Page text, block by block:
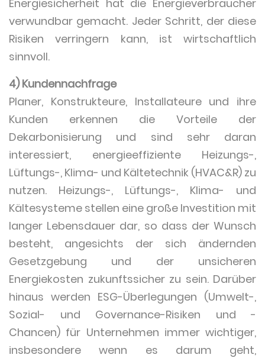
Energiesicherheit hat die Energieverbraucher
verwundbar gemacht. Jeder Schritt, der diese
Risiken verringern kann, ist wirtschaftlich
sinnvoll.
4) Kundennachfrage
Planer, Konstrukteure, Installateure und ihre
Kunden erkennen die Vorteile der
Dekarbonisierung und sind sehr daran
interessiert, energieeffiziente Heizungs-,
Lüftungs-, Klima- und Kältetechnik (HVAC&R) zu
nutzen. Heizungs-, Lüftungs-, Klima- und
Kältesysteme stellen eine große Investition mit
langer Lebensdauer dar, so dass der Wunsch
besteht, angesichts der sich ändernden
Gesetzgebung und der unsicheren
Energiekosten zukunftssicher zu sein. Darüber
hinaus werden ESG-Überlegungen (Umwelt-,
Sozial- und Governance-Risiken und -
Chancen) für Unternehmen immer wichtiger,
insbesondere wenn es darum geht,